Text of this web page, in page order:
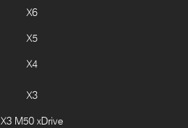
X6
X5
X4
X3
X3 M50 xDrive